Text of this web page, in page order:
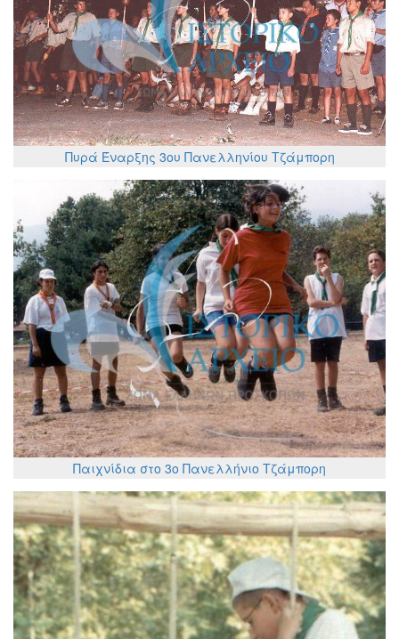
Πυρά Έναρξης 3ου Πανελληνίου Τζάμπορη
Παιχνίδια στο 3ο Πανελλήνιο Τζάμπορη